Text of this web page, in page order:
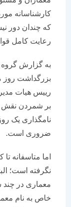
کارشناسانه مورد
که چندان دور نیست
رعایت کامل قواعد
به گزارش گروه
بزرگداشت روز
رییس هیات مدیره
بر شمردن نقش
نامگذاری یک روز به
ضروری است.
اما متاسفانه تا کنون
نگرفته است؛ البته
معماری در چند ساله
خاص به نام معمار